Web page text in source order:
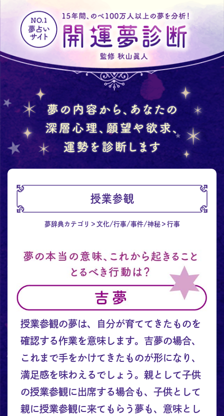
授業参観
夢辞典カテゴリ 文化/行事/事件/神秘 行事
授業参観の夢は、自分が育ててきたものを
確認する作業を意味します。吉夢の場合、
これまで手をかけてきたものが形になり、
満足感を味わえるでしょう。親として子供
の授業参観に出席する場合も、子供として
親に授業参観に来てもらう夢も、意味とし